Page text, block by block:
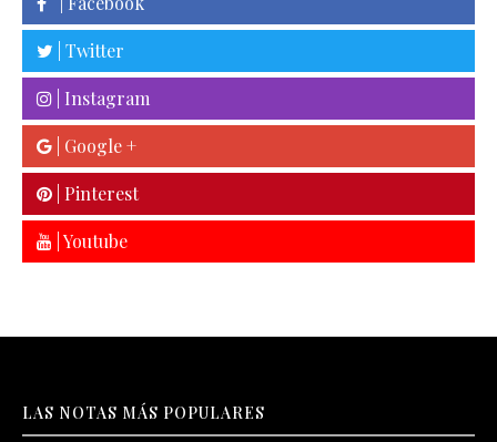
| Twitter
| Instagram
| Google +
| Pinterest
| Youtube
LAS NOTAS MÁS POPULARES